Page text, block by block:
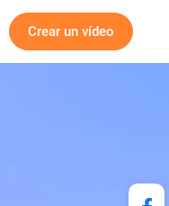
Crear un vídeo